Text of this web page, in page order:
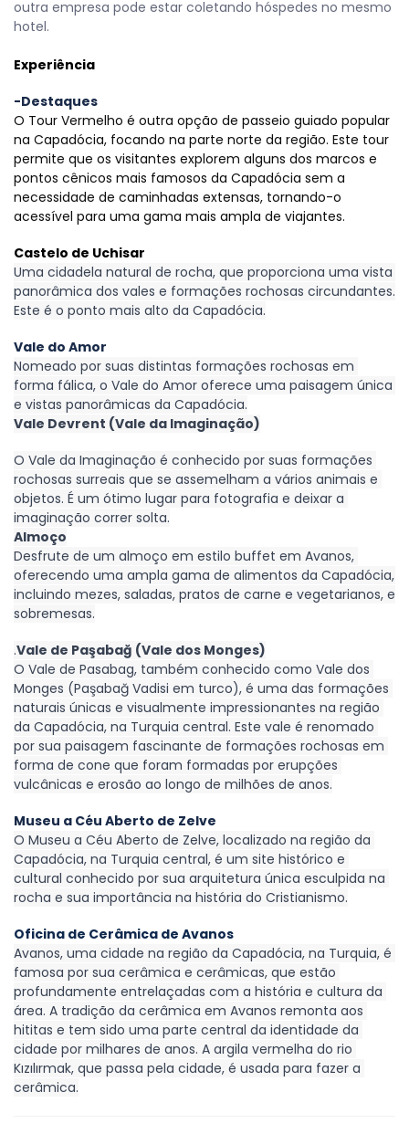
outra empresa pode estar coletando hóspedes no mesmo
hotel.
Experiência
-Destaques
O Tour Vermelho é outra opção de passeio guiado popular
na Capadócia, focando na parte norte da região. Este tour
permite que os visitantes explorem alguns dos marcos e
pontos cênicos mais famosos da Capadócia sem a
necessidade de caminhadas extensas, tornando-o
acessível para uma gama mais ampla de viajantes.
Castelo de Uchisar
Uma cidadela natural de rocha, que proporciona uma vista
panorâmica dos vales e formações rochosas circundantes.
Este é o ponto mais alto da Capadócia.
Vale do Amor
Nomeado por suas distintas formações rochosas em
forma fálica, o Vale do Amor oferece uma paisagem única
e vistas panorâmicas da Capadócia.
Vale Devrent (Vale da Imaginação)
O Vale da Imaginação é conhecido por suas formações
rochosas surreais que se assemelham a vários animais e
objetos. É um ótimo lugar para fotografia e deixar a
imaginação correr solta.
Almoço
Desfrute de um almoço em estilo buffet em Avanos,
oferecendo uma ampla gama de alimentos da Capadócia,
incluindo mezes, saladas, pratos de carne e vegetarianos, e
sobremesas.
.Vale de Paşabağ (Vale dos Monges)
O Vale de Pasabag, também conhecido como Vale dos
Monges (Paşabağ Vadisi em turco), é uma das formações
naturais únicas e visualmente impressionantes na região
da Capadócia, na Turquia central. Este vale é renomado
por sua paisagem fascinante de formações rochosas em
forma de cone que foram formadas por erupções
vulcânicas e erosão ao longo de milhões de anos.
Museu a Céu Aberto de Zelve
O Museu a Céu Aberto de Zelve, localizado na região da
Capadócia, na Turquia central, é um site histórico e
cultural conhecido por sua arquitetura única esculpida na
rocha e sua importância na história do Cristianismo.
Oficina de Cerâmica de Avanos
Avanos, uma cidade na região da Capadócia, na Turquia, é
famosa por sua cerâmica e cerâmicas, que estão
profundamente entrelaçadas com a história e cultura da
área. A tradição da cerâmica em Avanos remonta aos
hititas e tem sido uma parte central da identidade da
cidade por milhares de anos. A argila vermelha do rio
Kızılırmak, que passa pela cidade, é usada para fazer a
cerâmica.